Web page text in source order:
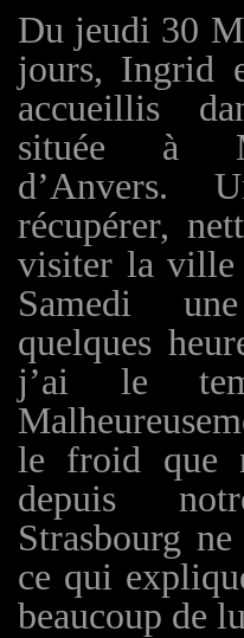
Du jeudi 30
jours, Ingrid
accueillis
située à
d’Anvers.
récupérer,
visiter la ville
Samedi
quelques
j’ai le
le froid que
depuis
Strasbourg
ce qui
beaucoup de